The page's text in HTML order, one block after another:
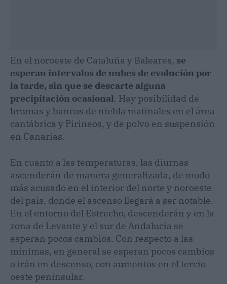
En el noroeste de Cataluña y Baleares, se
esperan intervalos de nubes de evolución por
la tarde, sin que se descarte alguna
precipitación ocasional. Hay posibilidad de
brumas y bancos de niebla matinales en el área
cantábrica y Pirineos, y de polvo en suspensión
en Canarias.
En cuanto a las temperaturas, las diurnas
ascenderán de manera generalizada, de modo
más acusado en el interior del norte y noroeste
del país, donde el ascenso llegará a ser notable.
En el entorno del Estrecho, descenderán y en la
zona de Levante y el sur de Andalucía se
esperan pocos cambios. Con respecto a las
mínimas, en general se esperan pocos cambios
o irán en descenso, con aumentos en el tercio
oeste peninsular.